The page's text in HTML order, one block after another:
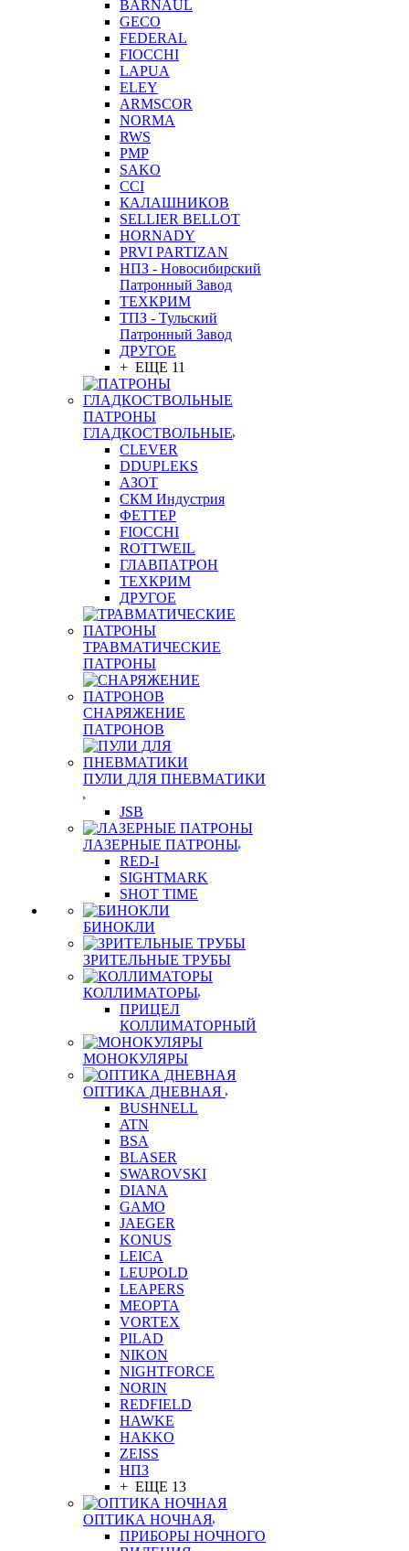
BARNAUL
GEСO
FEDERAL
FIOCCHI
LAPUA
ELEY
ARMSCOR
NORMA
RWS
PMP
SAKO
CCI
КАЛАШНИКОВ
SELLIER BELLOT
HORNADY
PRVI PARTIZAN
НПЗ - Новосибирский
Патронный Завод
ТЕХКРИМ
ТПЗ - Тульский
Патронный Завод
ДРУГОЕ
+ ЕЩЕ 11
ПАТРОНЫ
ГЛАДКОСТВОЛЬНЫЕ
CLEVER
DDUPLEKS
АЗОТ
СКМ Индустрия
ФЕТТЕР
FIOCCHI
ROTTWEIL
ГЛАВПАТРОН
ТЕХКРИМ
ДРУГОЕ
ТРАВМАТИЧЕСКИЕ
ПАТРОНЫ
СНАРЯЖЕНИЕ
ПАТРОНОВ
ПУЛИ ДЛЯ ПНЕВМАТИКИ
JSB
ЛАЗЕРНЫЕ ПАТРОНЫ
RED-I
SIGHTMARK
SHOT TIME
БИНОКЛИ
ЗРИТЕЛЬНЫЕ ТРУБЫ
КОЛЛИМАТОРЫ
ПРИЦЕЛ
КОЛЛИМАТОРНЫЙ
МОНОКУЛЯРЫ
ОПТИКА ДНЕВНАЯ
BUSHNELL
ATN
BSA
BLASER
SWAROVSKI
DIANA
GAMO
JAEGER
KONUS
LEICA
LEUPOLD
LEAPERS
MEOPTA
VORTEX
PILAD
NIKON
NIGHTFORCE
NORIN
REDFIELD
HAWKE
HAKKO
ZEISS
НПЗ
+ ЕЩЕ 13
ОПТИКА НОЧНАЯ
ПРИБОРЫ НОЧНОГО